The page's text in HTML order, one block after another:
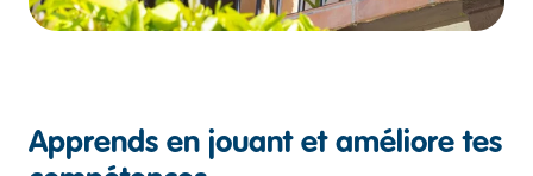
Apprends en jouant et améliore tes